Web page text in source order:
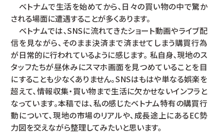
ベトナムで生活を始めてから、日々の買い物の中で驚か
される場面に遭遇することが多くあります。
ベトナムでは、SNSに流れてきたショート動画やライブ配
信を見ながら、そのまま決済まで済ませてしまう購買行為
が日常的に行われているように感じます。 私自身、現地のス
タッフたちが昼休みにスマホ画面を見つめていることを目
にすることも少なくありません。SNSはもはや単なる娯楽を
超えて、情報収集・買い物まで生活に欠かせないインフラと
なっています。本稿では、私の感じたベトナム特有の購買行
動について、現地の市場のリアルや、成長途上にあるEC勢
力図を交えながら整理してみたいと思います。